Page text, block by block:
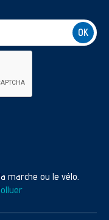
marche ou le vélo.